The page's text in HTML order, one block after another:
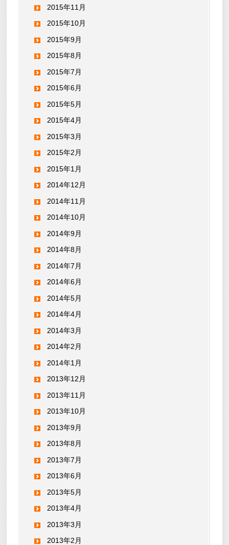
2015年11月
2015年10月
2015年9月
2015年8月
2015年7月
2015年6月
2015年5月
2015年4月
2015年3月
2015年2月
2015年1月
2014年12月
2014年11月
2014年10月
2014年9月
2014年8月
2014年7月
2014年6月
2014年5月
2014年4月
2014年3月
2014年2月
2014年1月
2013年12月
2013年11月
2013年10月
2013年9月
2013年8月
2013年7月
2013年6月
2013年5月
2013年4月
2013年3月
2013年2月